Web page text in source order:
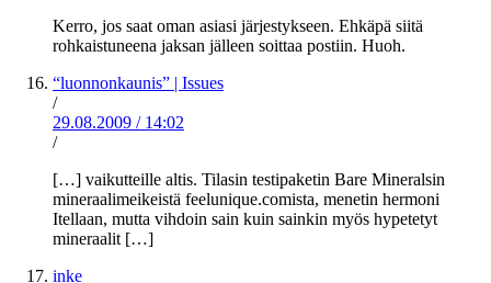
Kerro, jos saat oman asiasi järjestykseen. Ehkäpä siitä
rohkaistuneena jaksan jälleen soittaa postiin. Huoh.
“luonnonkaunis” | Issues
/
29.08.2009 / 14:02
/
[…] vaikutteille altis. Tilasin testipaketin Bare Mineralsin
mineraalimeikeistä feelunique.comista, menetin hermoni
Itellaan, mutta vihdoin sain kuin sainkin myös hypetetyt
mineraalit […]
inke